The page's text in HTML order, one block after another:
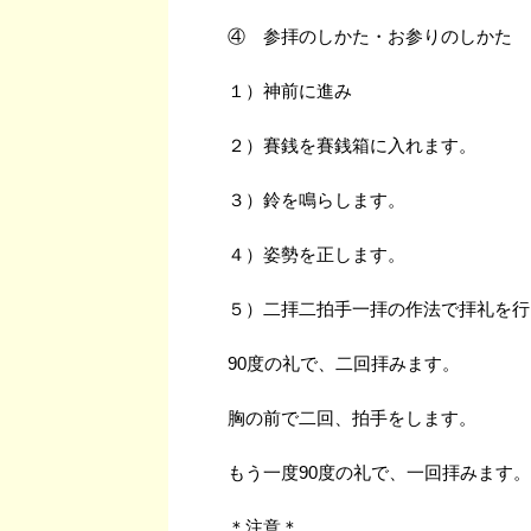
④ 参拝のしかた・お参りのしかた
１）神前に進み
２）賽銭を賽銭箱に入れます。
３）鈴を鳴らします。
４）姿勢を正します。
５）二拝二拍手一拝の作法で拝礼を
90度の礼で、二回拝みます。
胸の前で二回、拍手をします。
もう一度90度の礼で、一回拝みます。
＊注意＊